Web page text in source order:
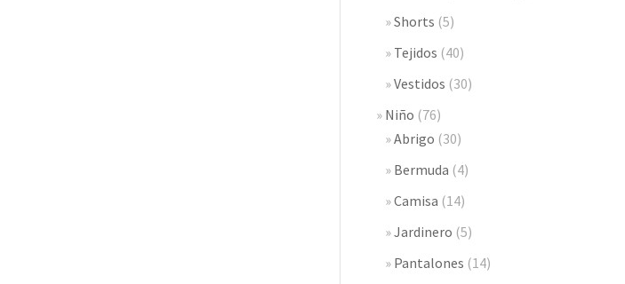
Shorts (5)
Tejidos (40)
Vestidos (30)
Niño (76)
Abrigo (30)
Bermuda (4)
Camisa (14)
Jardinero (5)
Pantalones (14)